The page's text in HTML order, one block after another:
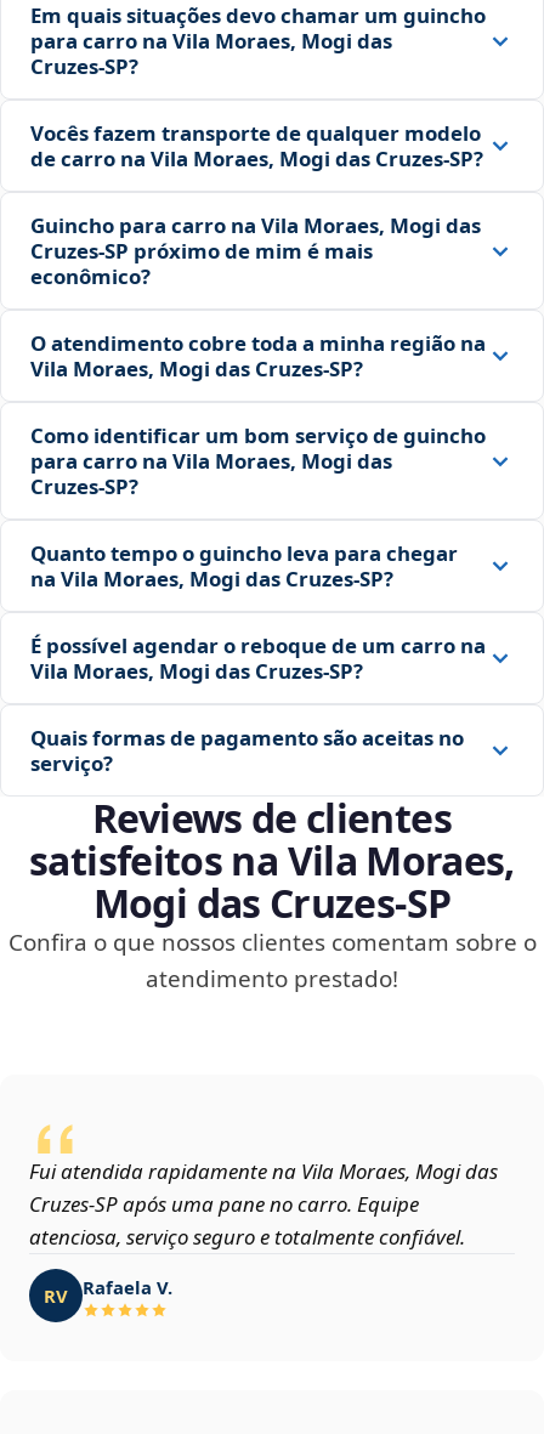
Em quais situações devo chamar um guincho
para carro na Vila Moraes, Mogi das
Cruzes‑SP?
Vocês fazem transporte de qualquer modelo
de carro na Vila Moraes, Mogi das Cruzes‑SP?
Guincho para carro na Vila Moraes, Mogi das
Cruzes‑SP próximo de mim é mais
econômico?
O atendimento cobre toda a minha região na
Vila Moraes, Mogi das Cruzes‑SP?
Como identificar um bom serviço de guincho
para carro na Vila Moraes, Mogi das
Cruzes‑SP?
Quanto tempo o guincho leva para chegar
na Vila Moraes, Mogi das Cruzes‑SP?
É possível agendar o reboque de um carro na
Vila Moraes, Mogi das Cruzes‑SP?
Quais formas de pagamento são aceitas no
serviço?
Reviews de clientes
satisfeitos na Vila Moraes,
Mogi das Cruzes‑SP
Confira o que nossos clientes comentam sobre o
atendimento prestado!
Fui atendida rapidamente na Vila Moraes, Mogi das
Cruzes‑SP após uma pane no carro. Equipe
atenciosa, serviço seguro e totalmente confiável.
RV Rafaela V.